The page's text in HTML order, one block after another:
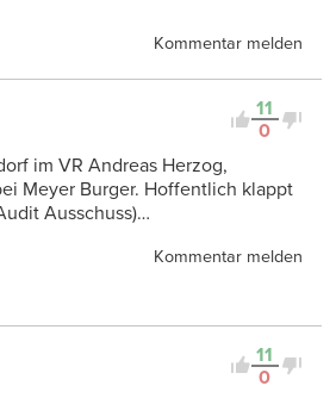
Kommentar melden
11
0
im VR Andreas Herzog,
Meyer Burger. Hoffentlich klappt
Ausschuss)…
Kommentar melden
11
0